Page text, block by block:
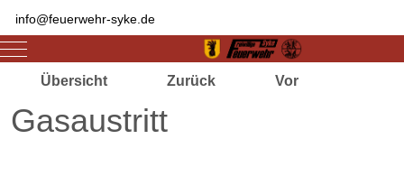
info@feuerwehr-syke.de
Mobile Menu Toggle
Übersicht Zurück Vor
Gasaustritt